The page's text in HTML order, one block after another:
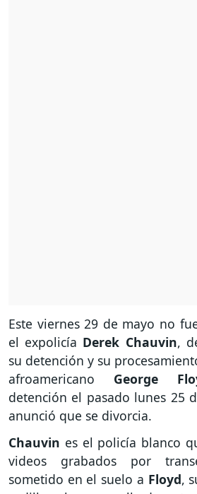
Este viernes 29 de mayo no
el expolicía Derek Chauvin,
su detención y su
afroamericano George
detención el pasado lunes 25
anunció que se divorcia.
Chauvin es el policía blanco
videos grabados por
sometido en el suelo a Floyd,